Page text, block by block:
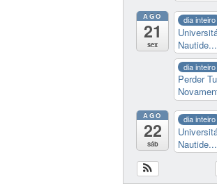
AGO
21
sex
dia inteiro
Nautide...
dia inteiro
Perder
AGO
22
sáb
dia inteiro
Nautide...